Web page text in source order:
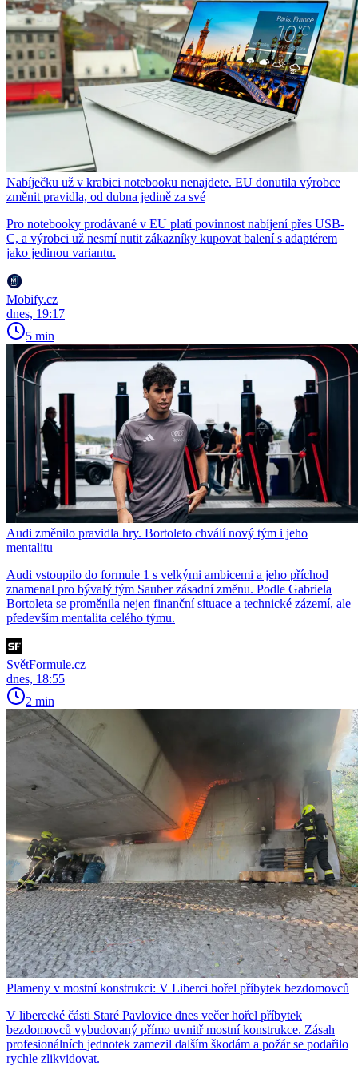
Nabíječku už v krabici notebooku nenajdete. EU donutila výrobce
změnit pravidla, od dubna jedině za své
Pro notebooky prodávané v EU platí povinnost nabíjení přes USB-
C, a výrobci už nesmí nutit zákazníky kupovat balení s adaptérem
jako jedinou variantu.
Mobify.cz
dnes, 19:17
5 min
Audi změnilo pravidla hry. Bortoleto chválí nový tým i jeho
mentalitu
Audi vstoupilo do formule 1 s velkými ambicemi a jeho příchod
znamenal pro bývalý tým Sauber zásadní změnu. Podle Gabriela
Bortoleta se proměnila nejen finanční situace a technické zázemí, ale
především mentalita celého týmu.
SvětFormule.cz
dnes, 18:55
2 min
Plameny v mostní konstrukci: V Liberci hořel příbytek bezdomovců
V liberecké části Staré Pavlovice dnes večer hořel příbytek
bezdomovců vybudovaný přímo uvnitř mostní konstrukce. Zásah
profesionálních jednotek zamezil dalším škodám a požár se podařilo
rychle zlikvidovat.